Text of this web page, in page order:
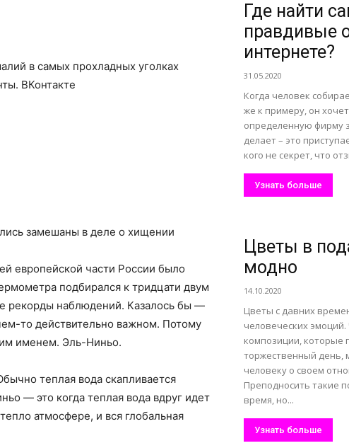
в самых прохладных уголках
ВКонтакте
замешаны в деле о хищении
европейской части России было
подбирался к тридцати двум
рекорды наблюдений. Казалось бы —
то действительно важном. Потому
именем. Эль-Ниньо.
теплая вода скапливается
— это когда теплая вода вдруг идет
атмосфере, и вся глобальная
Где найти
правдивые
интернете?
31.05.2020
Когда человек
же к примеру, он
определенную фирму
делает – это
кого не секрет, что
Узнать больше
Цветы в
модно
14.10.2020
Цветы с давних
человеческих
композиции, которые
торжественный день,
человеку о своем
Преподносить такие
время, но...
Узнать больше